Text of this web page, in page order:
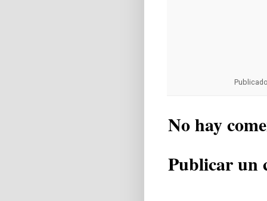
Publicado
No hay
Publicar un